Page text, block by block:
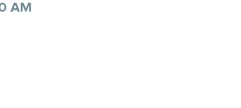
AM